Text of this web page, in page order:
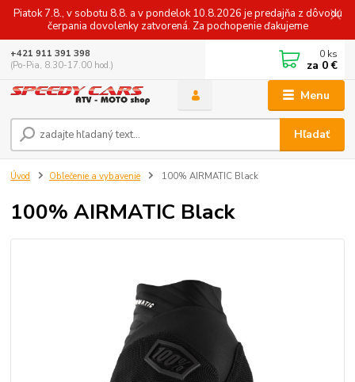
Piatok 7.8., v sobotu 8.8. a v pondelok 10.8.2026 je predajňa z dôvodu
čerpania dovolenky zatvorená. Za pochopenie ďakujeme
Menu
Hľadať
+421 911 391 398
(Po-Pia, 8.30-17.00 hod.)
0 ks
za 0 €
Úvod Oblečenie a vybavenie 100% AIRMATIC Black
100% AIRMATIC Black